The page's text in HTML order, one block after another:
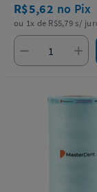
É UM MEDICAMENTO.
PODE TRAZER RISCOS.
MÉDICO E O
BULA
R$5,62 no Pix
ou 1x de R$5,79 s/